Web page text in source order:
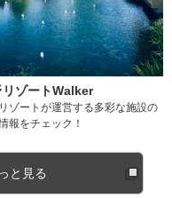
リゾートWalker
ゾートが運営する多彩な施設の
報をチェック！
と見る